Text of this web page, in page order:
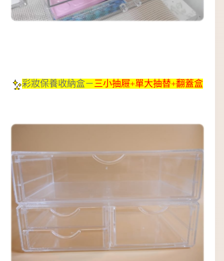
彩妝保養收納盒－ 三小抽屜+單大抽替+翻蓋盒